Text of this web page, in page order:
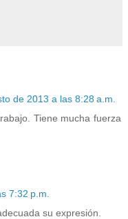
de 2013 a las 8:28 a.m.
Tiene mucha fuerza
7:32 p.m.
su expresión.